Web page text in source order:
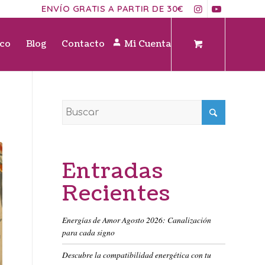
ENVÍO GRATIS A PARTIR DE 30€
Blog Contacto Mi Cuenta
Entradas
Recientes
Energías de Amor Agosto 2026: Canalización
para cada signo
Descubre la compatibilidad energética con tu